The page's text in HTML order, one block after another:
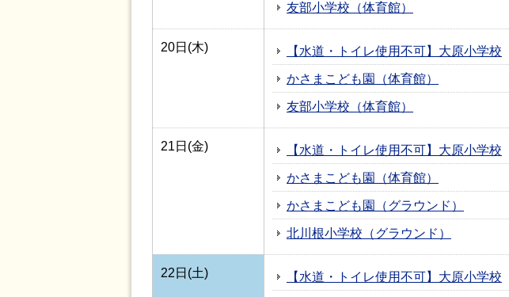
友部小学校（体育館）
20日(木) 【水道・トイレ使用不可】大原小学校
かさまこども園（体育館）
友部小学校（体育館）
21日(金) 【水道・トイレ使用不可】大原小学校
かさまこども園（体育館）
かさまこども園（グラウンド）
北川根小学校（グラウンド）
22日(土) 【水道・トイレ使用不可】大原小学校